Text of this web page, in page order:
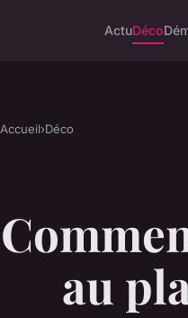
ActuDéco
Accueil›Déco
au